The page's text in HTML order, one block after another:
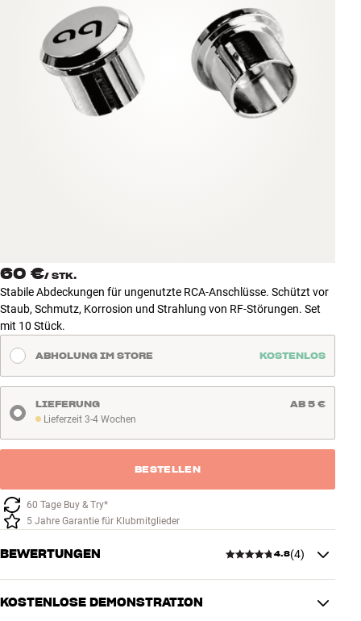
Zubehör
INSPIRATION
MARKEN
Kundendienst
Bauen mit Klang
60 €/ STK.
Stabile Abdeckungen für ungenutzte RCA-Anschlüsse. Schützt vor
Staub, Schmutz, Korrosion und Strahlung von RF-Störungen. Set
mit 10 Stück.
ABHOLUNG IM STORE KOSTENLOS
Lieferzeit 3-4 Wochen
Lieferzeit 3-4 Wochen
LIEFERUNG AB 5 €
BESTELLEN
60 Tage Buy & Try*
5 Jahre Garantie für Klubmitglieder
BEWERTUNGEN 4.8(4)
KOSTENLOSE DEMONSTRATION